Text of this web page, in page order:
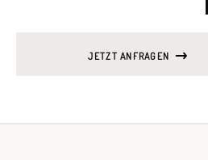
JETZT ANFRAGEN